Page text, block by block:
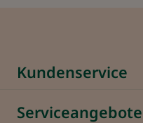
Kundenservice
Serviceangebote